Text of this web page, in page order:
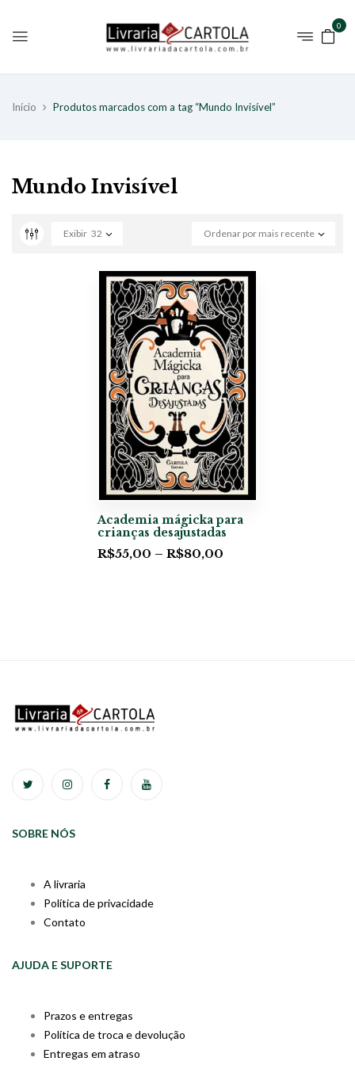
0
Início Produtos marcados com a tag “Mundo Invisível”
Mundo Invisível
Ordenar por mais recente
Exibir 32
Academia mágicka para
crianças desajustadas
R$55,00 – R$80,00
SOBRE NÓS
A livraria
Política de privacidade
Contato
AJUDA E SUPORTE
Prazos e entregas
Política de troca e devolução
Entregas em atraso